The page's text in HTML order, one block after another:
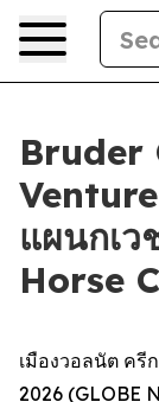
Bruder
แผนกเ
Horse
เมืองวอลนัต ครี
2026 (GLOBE